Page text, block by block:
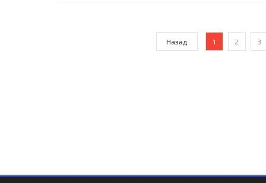
Назад 1 2 3